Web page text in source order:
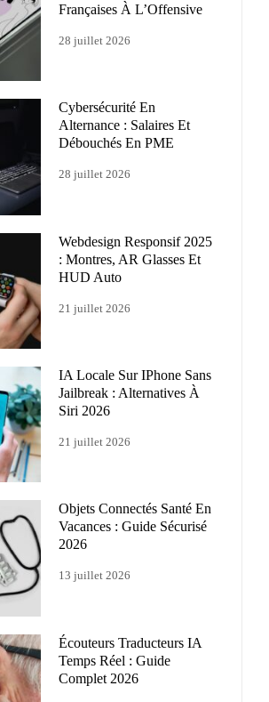
Françaises À L’Offensive
28 juillet 2026
Cybersécurité En
Alternance : Salaires Et
Débouchés En PME
28 juillet 2026
Webdesign Responsif 2025
: Montres, AR Glasses Et
HUD Auto
21 juillet 2026
IA Locale Sur IPhone Sans
Jailbreak : Alternatives À
Siri 2026
21 juillet 2026
Objets Connectés Santé En
Vacances : Guide Sécurisé
2026
13 juillet 2026
Écouteurs Traducteurs IA
Temps Réel : Guide
Complet 2026